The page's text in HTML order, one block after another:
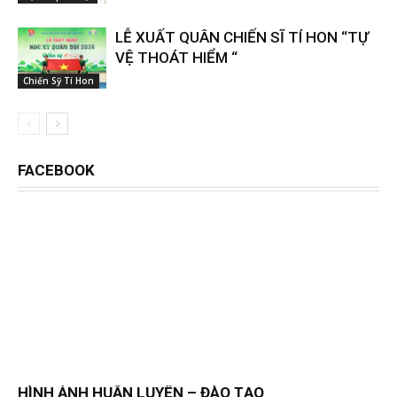
Chiến Sỹ Tí Hon
LỄ XUẤT QUÂN CHIẾN SĨ TÍ HON “TỰ
VỆ THOÁT HIỂM “
FACEBOOK
HÌNH ẢNH HUẤN LUYỆN – ĐÀO TẠO